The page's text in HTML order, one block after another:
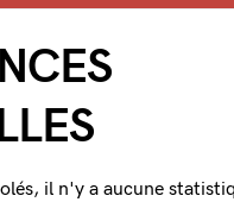
il n'y a aucune